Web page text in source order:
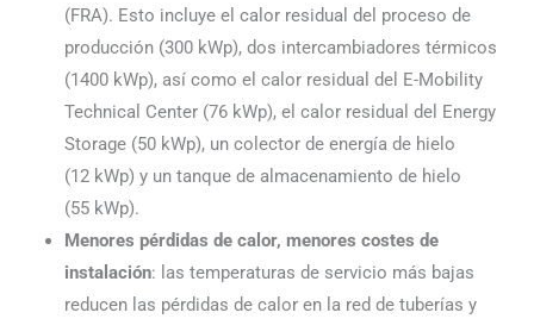
(FRA). Esto incluye el calor residual del proceso de
producción (300 kWp), dos intercambiadores térmicos
(1400 kWp), así como el calor residual del E-Mobility
Technical Center (76 kWp), el calor residual del Energy
Storage (50 kWp), un colector de energía de hielo
(12 kWp) y un tanque de almacenamiento de hielo
(55 kWp).
Menores pérdidas de calor, menores costes de
instalación: las temperaturas de servicio más bajas
reducen las pérdidas de calor en la red de tuberías y